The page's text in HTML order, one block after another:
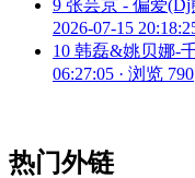
9 张芸京 - 偏爱(Dj
2026-07-15
10 韩磊&姚贝娜-
06:27:05 · 浏览 790
热门外链